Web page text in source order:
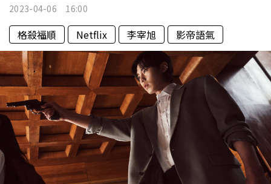
2023-04-06 16:00
格殺福順 Netflix 李宰旭 影帝語氣